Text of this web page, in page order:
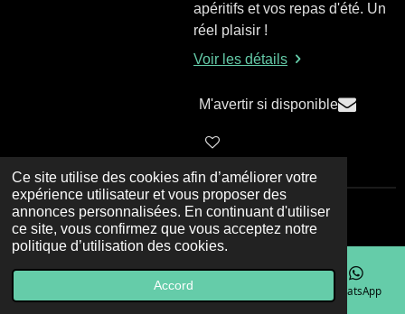
Ce site utilise des cookies afin d’améliorer votre
expérience utilisateur et vous proposer des
annonces personnalisées. En continuant d'utiliser
ce site, vous confirmez que vous acceptez notre
politique d’utilisation des cookies.
Accord
apéritifs et vos repas d'été. Un
réel plaisir !
Voir les détails
M'avertir si disponible
© 2023 - 2026 Le Dit Vin
Carte WhatsApp